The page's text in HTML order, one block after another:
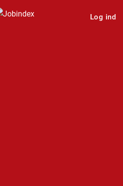
Log ind